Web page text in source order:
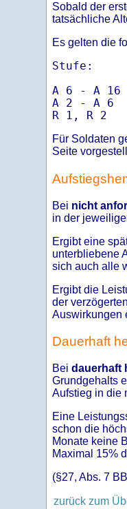
Sobald der
tatsächliche
Es gelten die
Stufe:
A 6 - A
A 2 - A 6
Für Soldaten
Seite
Bei nicht
in der
Ergibt eine
unterbliebene
sich auch alle
Ergibt die
der
Auswirkungen
Dauerhaft
Bei dauerhaft
Grundgehalts
Aufstieg in die
Eine
schon die
Monate keine
Maximal 15%
(§27, Abs. 7
zurück zum